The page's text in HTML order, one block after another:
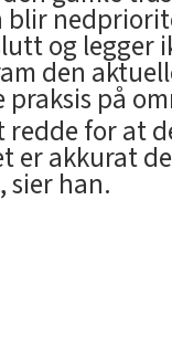
og legger
den
praksis på
redde for at
er akkurat
sier han.